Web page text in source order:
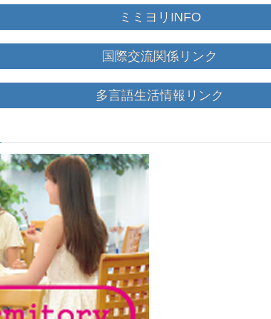
ミミヨリINFO
国際交流関係リンク
多言語生活情報リンク